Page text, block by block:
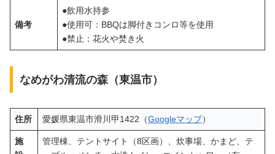
備考
●飲用水持参
●使用可：BBQは脚付きコンロ等を使用
●禁止：花火や焚き火
なめがわ清流の森（東温市）
住所 愛媛県東温市滑川甲1422（Googleマップ）
施
管理棟、テントサイト（8区画）、炊事場、かまど、テ